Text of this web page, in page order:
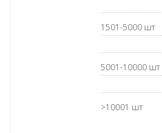
1501-5000 шт
5001-10000 шт
>10001 шт